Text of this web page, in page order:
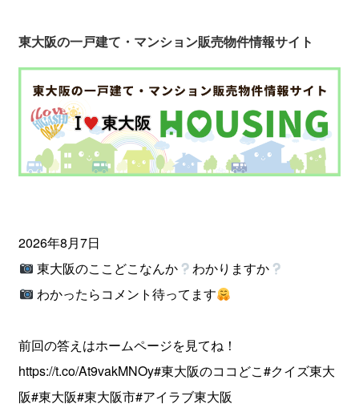
東大阪の一戸建て・マンション販売物件情報サイト
2026年8月7日
東大阪のここどこなんか
わかりますか
わかったらコメント待ってます
前回の答えはホームページを見てね！
https://t.co/At9vakMNOy#東大阪のココどこ#クイズ東大
阪#東大阪#東大阪市#アイラブ東大阪